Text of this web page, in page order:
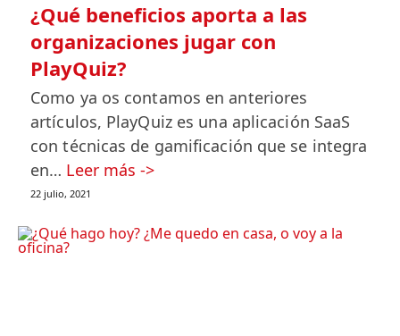
¿Qué beneficios aporta a las
organizaciones jugar con
PlayQuiz?
Como ya os contamos en anteriores
artículos, PlayQuiz es una aplicación SaaS
con técnicas de gamificación que se integra
en… Leer más ->
22 julio, 2021